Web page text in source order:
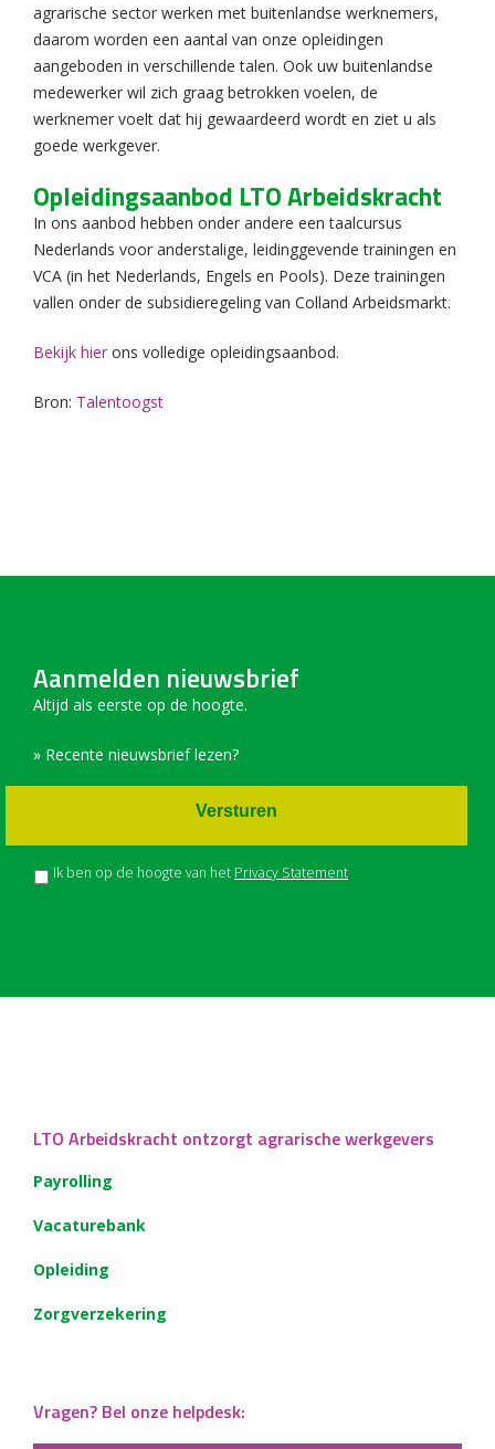
agrarische sector werken met buitenlandse werknemers,
daarom worden een aantal van onze opleidingen
aangeboden in verschillende talen. Ook uw buitenlandse
medewerker wil zich graag betrokken voelen, de
werknemer voelt dat hij gewaardeerd wordt en ziet u als
goede werkgever.
Opleidingsaanbod LTO Arbeidskracht
In ons aanbod hebben onder andere een taalcursus
Nederlands voor anderstalige, leidinggevende trainingen en
VCA (in het Nederlands, Engels en Pools). Deze trainingen
vallen onder de subsidieregeling van Colland Arbeidsmarkt.
Bekijk hier ons volledige opleidingsaanbod.
Bron: Talentoogst
Aanmelden nieuwsbrief
Altijd als eerste op de hoogte.
» Recente nieuwsbrief lezen?
Ik ben op de hoogte van het Privacy Statement
Versturen
LTO Arbeidskracht ontzorgt agrarische werkgevers
Payrolling
Vacaturebank
Opleiding
Zorgverzekering
Vragen? Bel onze helpdesk: